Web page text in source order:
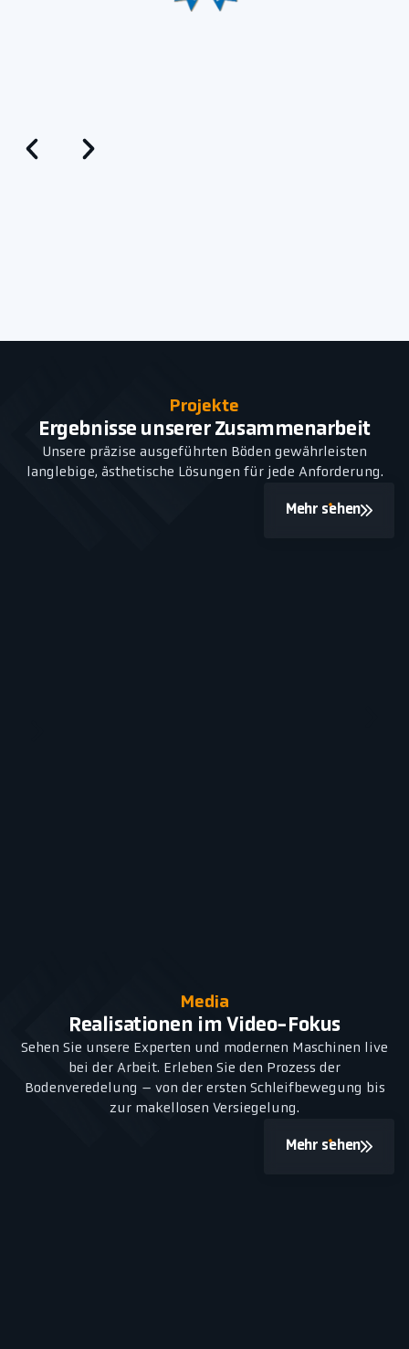
Projekte
Ergebnisse unserer Zusammenarbeit
Unsere präzise ausgeführten Böden gewährleisten
langlebige, ästhetische Lösungen für jede Anforderung.
Mehr sehen
Media
Realisationen im Video-Fokus
Sehen Sie unsere Experten und modernen Maschinen live
bei der Arbeit. Erleben Sie den Prozess der
Bodenveredelung – von der ersten Schleifbewegung bis
zur makellosen Versiegelung.
Mehr sehen